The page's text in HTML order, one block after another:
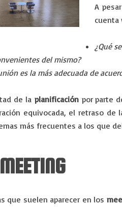
A
cuenta
¿Qué
del mismo?
es la más adecuada de
de la planificaciónpor parte
equivocada, el retraso
más frecuentes a los que
que suelen aparecer en los